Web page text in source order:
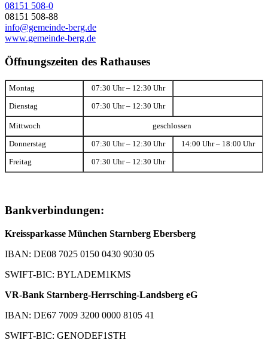
08151 508-0
08151 508-88
info@gemeinde-berg.de
www.gemeinde-berg.de
Öffnungszeiten des Rathauses
Montag 07:30 Uhr – 12:30 Uhr
Dienstag 07:30 Uhr – 12:30 Uhr
Mittwoch geschlossen
Donnerstag 07:30 Uhr – 12:30 Uhr 14:00 Uhr – 18:00 Uhr
Freitag 07:30 Uhr – 12:30 Uhr
Bankverbindungen:
Kreissparkasse München Starnberg Ebersberg
IBAN: DE08 7025 0150 0430 9030 05
SWIFT-BIC: BYLADEM1KMS
VR-Bank Starnberg-Herrsching-Landsberg eG
IBAN: DE67 7009 3200 0000 8105 41
SWIFT-BIC: GENODEF1STH